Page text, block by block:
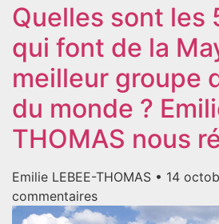
Quelles sont les
qui font de la
meilleur groupe
du monde ?
THOMAS nous
Emilie LEBEE-THOMAS 14
commentaires